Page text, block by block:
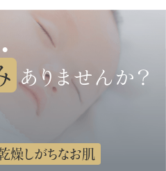
ありませんか？
燥しがちなお肌